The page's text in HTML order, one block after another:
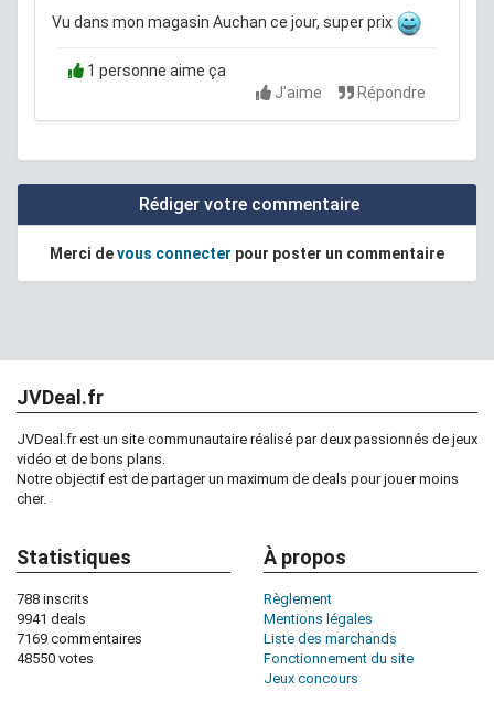
Vu dans mon magasin Auchan ce jour, super prix
1 personne aime ça
J'aime
Répondre
Rédiger votre commentaire
Merci devous connecter pour poster un commentaire
JVDeal.fr
JVDeal.fr est un site communautaire réalisé par deux passionnés de jeux
vidéo et de bons plans.
Notre objectif est de partager un maximum de deals pour jouer moins
cher.
Statistiques
788 inscrits
9941 deals
7169 commentaires
48550 votes
À propos
Règlement
Mentions légales
Liste des marchands
Fonctionnement du site
Jeux concours